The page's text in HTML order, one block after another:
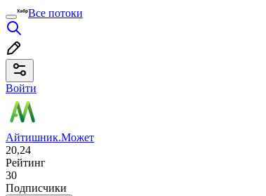
Все потоки
Войти
Айтишник.Может
20,24
Рейтинг
30
Подписчики